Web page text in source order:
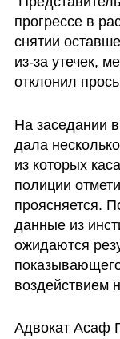
прогрессе в
снятии
из-за утечек,
отклонил
На заседании
дала
из которых
полиции
проясняется.
данные из
ожидаются
воздействием
Адвокат Асаф